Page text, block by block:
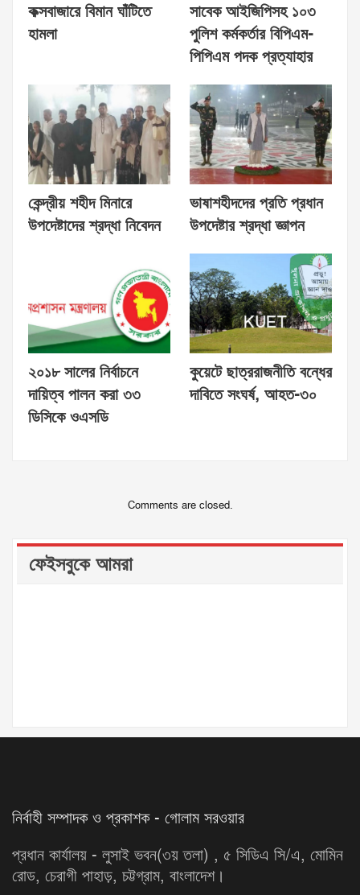
কক্সবাজারে বিমান ঘাঁটিতে
হামলা
সাবেক আইজিপিসহ ১০৩
পুলিশ কর্মকর্তার বিপিএম-
পিপিএম পদক প্রত্যাহার
কেন্দ্রীয় শহীদ মিনারে
উপদেষ্টাদের শ্রদ্ধা নিবেদন
ভাষাশহীদদের প্রতি প্রধান
উপদেষ্টার শ্রদ্ধা জ্ঞাপন
২০১৮ সালের নির্বাচনে
দায়িত্ব পালন করা ৩৩
ডিসিকে ওএসডি
কুয়েটে ছাত্ররাজনীতি বন্ধের
দাবিতে সংঘর্ষ, আহত-৩০
Comments are closed.
ফেইসবুকে আমরা
নির্বাহী সম্পাদক ও প্রকাশক - গোলাম সরওয়ার
প্রধান কার্যালয় - লুসাই ভবন(৩য় তলা) , ৫ সিডিএ সি/এ, মোমিন
রোড, চেরাগী পাহাড়, চট্টগ্রাম, বাংলাদেশ।